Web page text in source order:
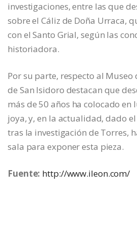
investigaciones, entre las que
sobre el Cáliz de Doña Urraca,
con el Santo Grial, según las
historiadora.
Por su parte, respecto al Museo
de San Isidoro destacan que
más de 50 años ha colocado en
joya, y, en la actualidad, dado
tras la investigación de Torres,
sala para exponer esta pieza.
Fuente: http://www.ileon.com/